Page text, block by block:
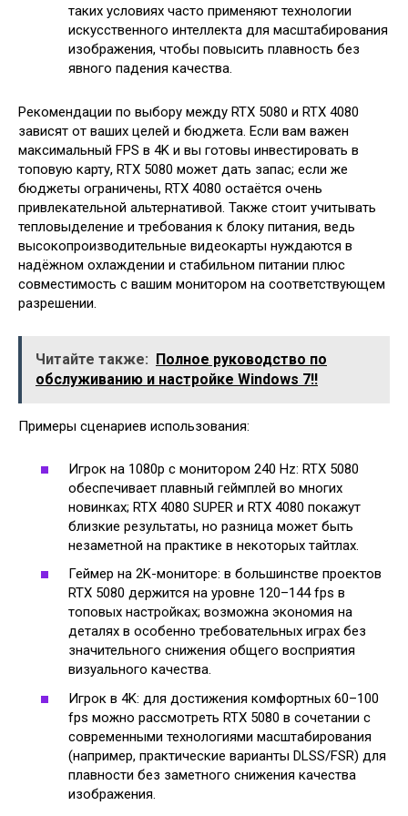
таких условиях часто применяют технологии
искусственного интеллекта для масштабирования
изображения, чтобы повысить плавность без
явного падения качества.
Рекомендации по выбору между RTX 5080 и RTX 4080
зависят от ваших целей и бюджета. Если вам важен
максимальный FPS в 4K и вы готовы инвестировать в
топовую карту, RTX 5080 может дать запас; если же
бюджеты ограничены, RTX 4080 остаётся очень
привлекательной альтернативой. Также стоит учитывать
тепловыделение и требования к блоку питания, ведь
высокопроизводительные видеокарты нуждаются в
надёжном охлаждении и стабильном питании плюс
совместимость с вашим монитором на соответствующем
разрешении.
Читайте также: Полное руководство по
обслуживанию и настройке Windows 7!!
Примеры сценариев использования:
Игрок на 1080p с монитором 240 Hz: RTX 5080
обеспечивает плавный геймплей во многих
новинках; RTX 4080 SUPER и RTX 4080 покажут
близкие результаты, но разница может быть
незаметной на практике в некоторых тайтлах.
Геймер на 2K-мониторе: в большинстве проектов
RTX 5080 держится на уровне 120–144 fps в
топовых настройках; возможна экономия на
деталях в особенно требовательных играх без
значительного снижения общего восприятия
визуального качества.
Игрок в 4K: для достижения комфортных 60–100
fps можно рассмотреть RTX 5080 в сочетании с
современными технологиями масштабирования
(например, практические варианты DLSS/FSR) для
плавности без заметного снижения качества
изображения.